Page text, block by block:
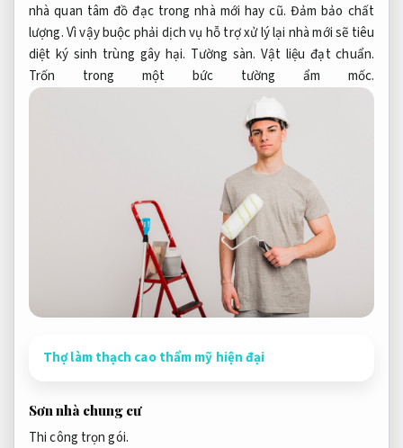
nhà quan tâm đồ đạc trong nhà mới hay cũ. Đảm bảo chất
lượng.Vì vậy buộc phải dịch vụ hỗ trợ xử lý lại nhà mới sẽ tiêu
diệt ký sinh trùng gây hại. Tường sàn. Vật liệu đạt chuẩn.
Trốn trong một bức tường ẩm mốc.
Thợ làm thạch cao thẩm mỹ hiện đại
Sơn nhà chung cư
Thi công trọn gói.